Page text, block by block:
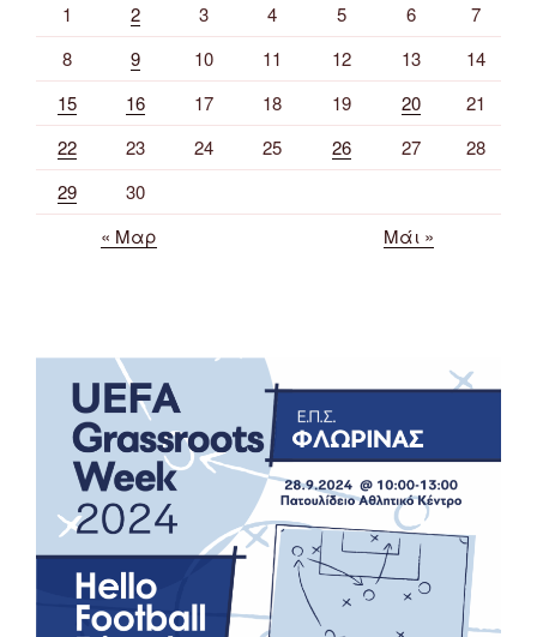
1 2 3 4 5 6
7
8
9 10 11 12 13
14
15
16 17 18 19 20
21
22
23 24 25 26 27
28
29
30
« Μαρ
Μάι »